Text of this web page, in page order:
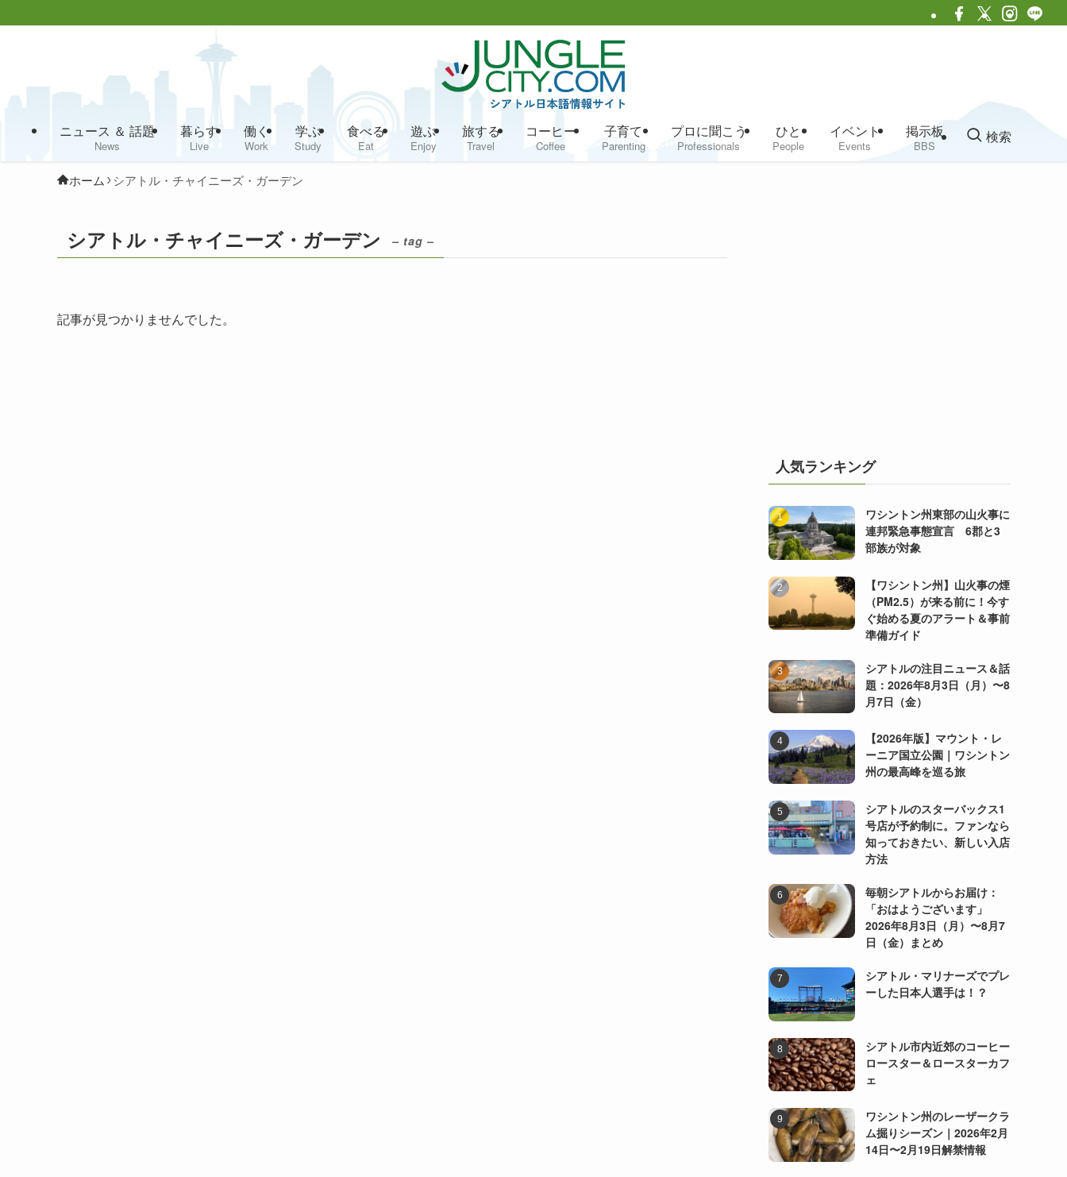
ニュース ＆ 話題
News
暮らす
Live
働く
Work
学ぶ
Study
食べる
Eat
遊ぶ
Enjoy
旅する
Travel
コーヒー
Coffee
子育て
Parenting
プロに聞こう
Professionals
ひと
People
イベント
Events
掲示板
BBS
検索
ホーム シアトル・チャイニーズ・ガーデン
シアトル・チャイニーズ・ガーデン – tag –
記事が見つかりませんでした。
人気ランキング
ワシントン州東部の山火事に
連邦緊急事態宣言 6郡と3
部族が対象
【ワシントン州】山火事の煙
（PM2.5）が来る前に！今す
ぐ始める夏のアラート＆事前
準備ガイド
シアトルの注目ニュース＆話
題：2026年8月3日（月）〜8
月7日（金）
【2026年版】マウント・レ
ーニア国立公園｜ワシントン
州の最高峰を巡る旅
シアトルのスターバックス1
号店が予約制に。ファンなら
知っておきたい、新しい入店
方法
毎朝シアトルからお届け：
「おはようございます」
2026年8月3日（月）〜8月7
日（金）まとめ
シアトル・マリナーズでプレ
ーした日本人選手は！？
シアトル市内近郊のコーヒー
ロースター＆ロースターカフ
ェ
ワシントン州のレーザークラ
ム掘りシーズン｜2026年2月
14日〜2月19日解禁情報